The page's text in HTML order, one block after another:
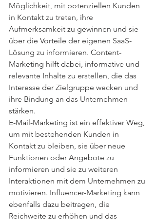
Möglichkeit, mit potenziellen Kunden
in Kontakt zu treten, ihre
Aufmerksamkeit zu gewinnen und sie
über die Vorteile der eigenen SaaS-
Lösung zu informieren. Content-
Marketing hilft dabei, informative und
relevante Inhalte zu erstellen, die das
Interesse der Zielgruppe wecken und
ihre Bindung an das Unternehmen
stärken.
E-Mail-Marketing ist ein effektiver Weg,
um mit bestehenden Kunden in
Kontakt zu bleiben, sie über neue
Funktionen oder Angebote zu
informieren und sie zu weiteren
Interaktionen mit dem Unternehmen zu
motivieren. Influencer-Marketing kann
ebenfalls dazu beitragen, die
Reichweite zu erhöhen und das